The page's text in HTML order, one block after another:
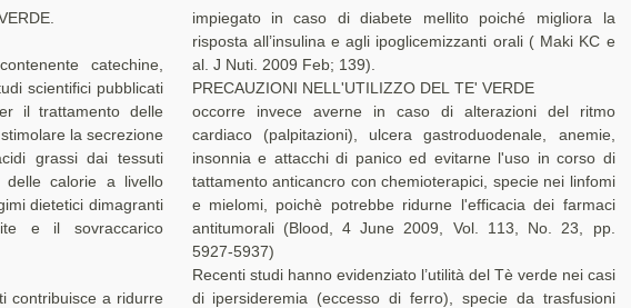
catechine,
scientifici pubblicati
il trattamento delle
la secrezione
grassi dai tessuti
delle calorie a livello
dietetici dimagranti
e il sovraccarico
a ridurre
impiegato in caso di diabete mellito poiché migliora la
risposta all’insulina e agli ipoglicemizzanti orali ( Maki KC e
al. J Nuti. 2009 Feb; 139).
PRECAUZIONI NELL'UTILIZZO DEL TE' VERDE
occorre invece averne in caso di alterazioni del ritmo
cardiaco (palpitazioni), ulcera gastroduodenale, anemie,
insonnia e attacchi di panico ed evitarne l'uso in corso di
tattamento anticancro con chemioterapici, specie nei linfomi
e mielomi, poichè potrebbe ridurne l'efficacia dei farmaci
antitumorali (Blood, 4 June 2009, Vol. 113, No. 23, pp.
5927-5937)
Recenti studi hanno evidenziato l’utilità del Tè verde nei casi
di ipersideremia (eccesso di ferro), specie da trasfusioni